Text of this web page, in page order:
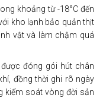
khoảng từ -18°C đến
kho lạnh bảo quản thịt
vật và làm chậm quá
đóng gói hút chân
đồng thời ghi rõ ngày
kiểm soát vòng đời sản